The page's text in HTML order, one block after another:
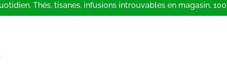
Thés, tisanes, infusions introuvables en magasin.